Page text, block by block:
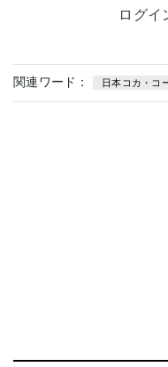
ログイ
関連ワード： 日本コカ・コ